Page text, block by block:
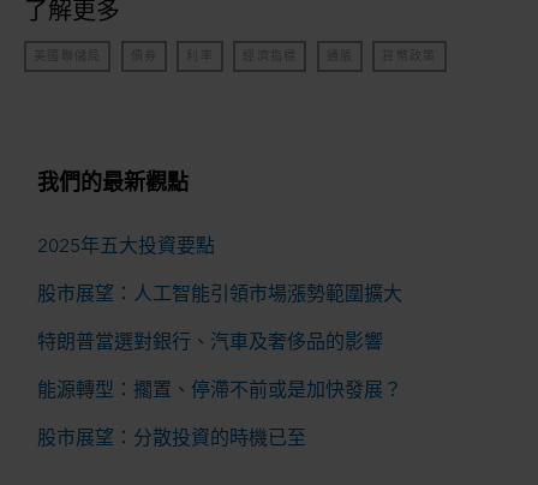
了解更多
債券 貨幣政策
我們的最新觀點
2025年五大投資要點
股市展望：人工智能引領市場漲勢範圍擴大
特朗普當選對銀行、汽車及奢侈品的影響
能源轉型：擱置、停滯不前或是加快發展？
股市展望：分散投資的時機已至